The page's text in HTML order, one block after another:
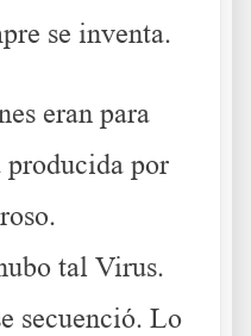
se inventa.
eran para
producida por
tal Virus.
secuenció. Lo